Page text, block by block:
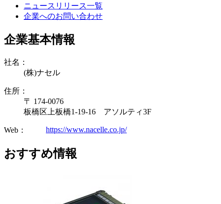
ニュースリリース一覧
企業へのお問い合わせ
企業基本情報
社名：
(株)ナセル
住所：
〒 174-0076
板橋区上板橋1-19-16 アソルティ3F
Web： https://www.nacelle.co.jp/
おすすめ情報